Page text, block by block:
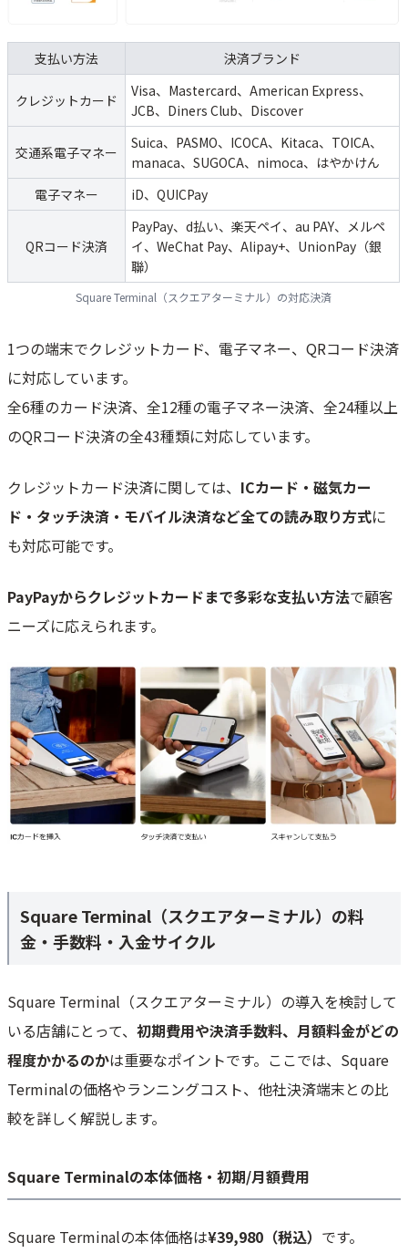
Square Terminalの悪い口コミ｜導入前に知っておくべきデメリット
【よくある質問】Square Terminalに関するよくある質問
Square Terminalとスマホを連携できる？
Square ターミナルはネット環境なしで使える？オフライン決済は可
他社の決済端末（Airペイ・STORES決済）と比較！どれがお得？
Square加盟店は資金調達が可能？条件やサービス利用方法
支払い方法 決済ブランド
クレジットカード
Visa、Mastercard、American Express、
JCB、Diners Club、Discover
交通系電子マネー
Suica、PASMO、ICOCA、Kitaca、TOICA、
manaca、SUGOCA、nimoca、はやかけん
電子マネー
iD、QUICPay
QRコード決済
PayPay、d払い、楽天ペイ、au PAY、メルペ
イ、WeChat Pay、Alipay+、UnionPay（銀
聯）
Square Terminal（スクエアターミナル）の対応決済
1つの端末でクレジットカード、電子マネー、QRコード決済
に対応しています。
全6種のカード決済、全12種の電子マネー決済、全24種以上
のQRコード決済の全43種類に対応しています。
クレジットカード決済に関しては、 ICカード・磁気カー
ド・タッチ決済・モバイル決済など全ての読み取り方式に
も対応可能です。
PayPayからクレジットカードまで多彩な支払い方法で顧客
ニーズに応えられます。
Square Terminal（スクエアターミナル）の料
金・手数料・入金サイクル
Square Terminal（スクエアターミナル）の導入を検討して
いる店舗にとって、 初期費用や決済手数料、月額料金がどの
程度かかるのかは重要なポイントです。ここでは、Square
Terminalの価格やランニングコスト、他社決済端末との比
較を詳しく解説します。
Square Terminalの本体価格・初期/月額費用
Square Terminalの本体価格は¥39,980（税込） です。